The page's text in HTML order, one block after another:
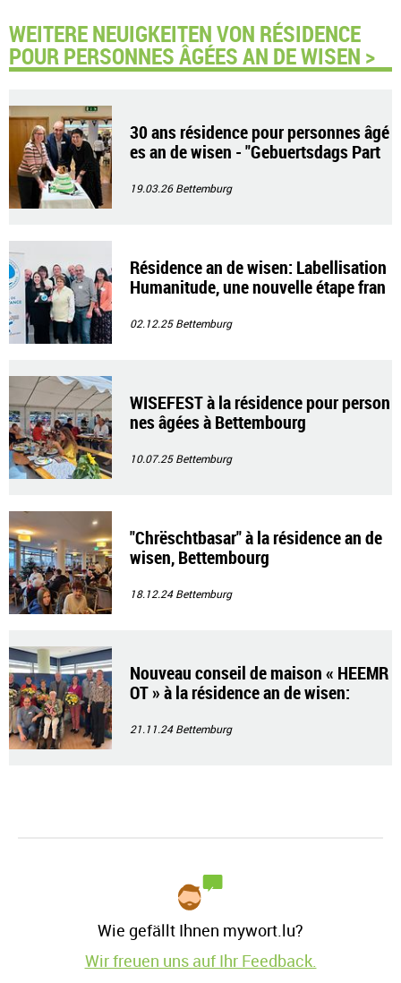
WEITERE NEUIGKEITEN VON RÉSIDENCE
POUR PERSONNES ÂGÉES AN DE WISEN >
30 ans résidence pour personnes âgé
es an de wisen - "Gebuertsdags Part
19.03.26Bettemburg
Résidence an de wisen: Labellisation
Humanitude, une nouvelle étape fran
02.12.25Bettemburg
WISEFEST à la résidence pour person
nes âgées à Bettembourg
10.07.25Bettemburg
"Chrëschtbasar" à la résidence an de
wisen, Bettembourg
18.12.24Bettemburg
Nouveau conseil de maison « HEEMR
OT » à la résidence an de wisen:
21.11.24Bettemburg
Wie gefällt Ihnen mywort.lu?
Wir freuen uns auf Ihr Feedback.